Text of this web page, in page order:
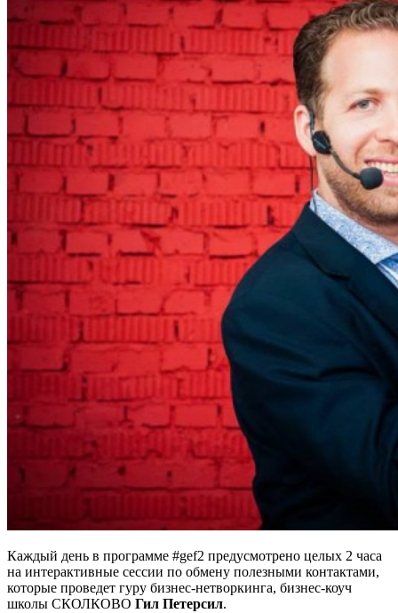
Каждый день в программе #gef2 предусмотрено целых 2 часа
на интерактивные сессии по обмену полезными контактами,
которые проведет гуру бизнес-нетворкинга, бизнес-коуч
школы СКОЛКОВО Гил Петерсил.